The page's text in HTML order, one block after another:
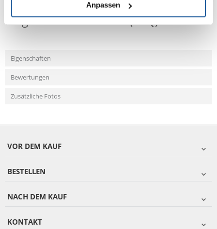
Anpassen
Fragen und Antworten (FAQ)
Eigenschaften
Bewertungen
Zusätzliche Fotos
VOR DEM KAUF
BESTELLEN
NACH DEM KAUF
KONTAKT